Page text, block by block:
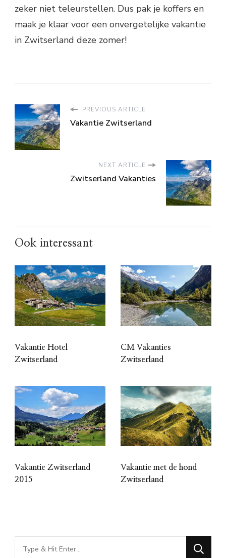
zeker niet teleurstellen. Dus pak je koffers en
maak je klaar voor een onvergetelijke vakantie
in Zwitserland deze zomer!
PREVIOUS ARTICLE
Vakantie Zwitserland
NEXT ARTICLE
Zwitserland Vakanties
Ook interessant
Vakantie Hotel
Zwitserland
CM Vakanties
Zwitserland
Vakantie Zwitserland
2015
Vakantie met de hond
Zwitserland
Looking